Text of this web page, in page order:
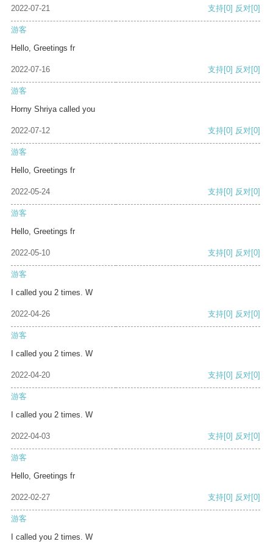
2022-07-21 支持[0] 反对[0]
游客
Hello, Greetings fr
2022-07-16 支持[0] 反对[0]
游客
Horny Shriya called you
2022-07-12 支持[0] 反对[0]
游客
Hello, Greetings fr
2022-05-24 支持[0] 反对[0]
游客
Hello, Greetings fr
2022-05-10 支持[0] 反对[0]
游客
I called you 2 times. W
2022-04-26 支持[0] 反对[0]
游客
I called you 2 times. W
2022-04-20 支持[0] 反对[0]
游客
I called you 2 times. W
2022-04-03 支持[0] 反对[0]
游客
Hello, Greetings fr
2022-02-27 支持[0] 反对[0]
游客
I called you 2 times. W